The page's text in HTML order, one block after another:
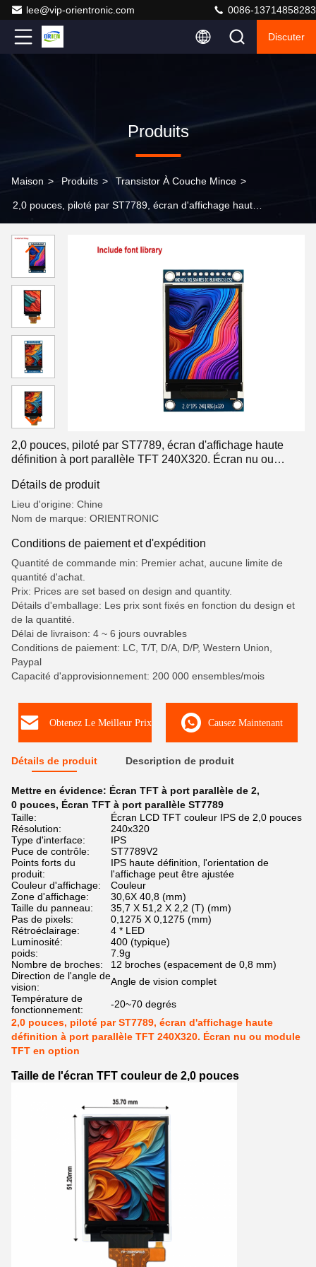
lee@vip-orientronic.com 0086-13714858283
Discuter
Produits
Maison > Produits > Transistor À Couche Mince >
2,0 pouces, piloté par ST7789, écran d'affichage haute
module TFT en option
2,0 pouces, piloté par ST7789, écran d'affichage haute
définition à port parallèle TFT 240X320. Écran nu ou
Détails de produit
Lieu d'origine: Chine
Nom de marque: ORIENTRONIC
Conditions de paiement et d'expédition
Quantité de commande min: Premier achat, aucune limite de
quantité d'achat.
Prix: Prices are set based on design and quantity.
Détails d'emballage: Les prix sont fixés en fonction du design et
de la quantité.
Délai de livraison: 4 ~ 6 jours ouvrables
Conditions de paiement: LC, T/T, D/A, D/P, Western Union,
Paypal
Capacité d'approvisionnement: 200 000 ensembles/mois
Obtenez Le Meilleur Prix Causez Maintenant
Détails de produit Description de produit
Mettre en évidence: Écran TFT à port parallèle de 2,
0 pouces, Écran TFT à port parallèle ST7789
Taille:
Écran LCD TFT couleur IPS de 2,0 pouces
Résolution:
240x320
Type d'interface:
IPS
Puce de contrôle:
ST7789V2
Points forts du
produit:
IPS haute définition, l'orientation de
l'affichage peut être ajustée
Couleur d'affichage:
Couleur
Zone d'affichage:
30,6X 40,8 (mm)
Taille du panneau:
35,7 X 51,2 X 2,2 (T) (mm)
Pas de pixels:
0,1275 X 0,1275 (mm)
Rétroéclairage:
4 * LED
Luminosité:
400 (typique)
poids:
7.9g
Nombre de broches:
12 broches (espacement de 0,8 mm)
Direction de l'angle de
vision:
Angle de vision complet
Température de
fonctionnement:
-20~70 degrés
2,0 pouces, piloté par ST7789, écran d'affichage haute
définition à port parallèle TFT 240X320. Écran nu ou module
TFT en option
Taille de l'écran TFT couleur de 2,0 pouces